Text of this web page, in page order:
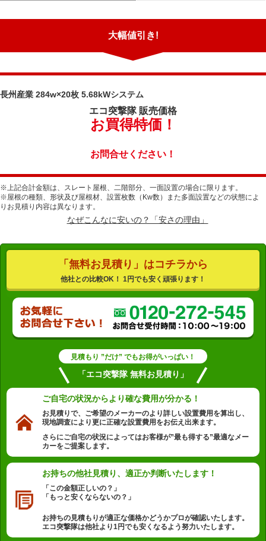
大幅値引き!
長州産業 284w×20枚 5.68kWシステム
エコ突撃隊販売価格
お買得特価！
お問合せください！
※上記合計金額は、スレート屋根、二階部分、一面設置の場合に限ります。
※屋根の種類、形状及び屋根材、設置枚数（Kw数）また多面設置などの状態によ
りお見積り内容は異なります。
なぜこんなに安いの？「安さの理由」
「無料お見積り」はコチラから
他社との比較OK！ 1円でも安く頑張ります！
見積もり ”だけ” でもお得がいっぱい！
「エコ突撃隊 無料お見積り」
ご自宅の状況からより確な費用が分かる！
お見積りで、ご希望のメーカーのより詳しい設置費用を算出し、
現地調査により更に正確な設置費用をお伝え出来ます。
さらにご自宅の状況によってはお客様が”最も得する”最適なメー
カーをご提案します。
お持ちの他社見積り、 適正か判断いたします！
「この金額正しいの？」
「もっと安くならないの？」
お持ちの見積もりが適正な価格かどうかプロが確認いたします。
エコ突撃隊は他社より1円でも安くなるよう努力いたします。